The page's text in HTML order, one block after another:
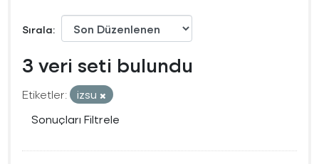
Sırala
3 veri seti bulundu
Etiketler:
izsu
Sonuçları Filtrele